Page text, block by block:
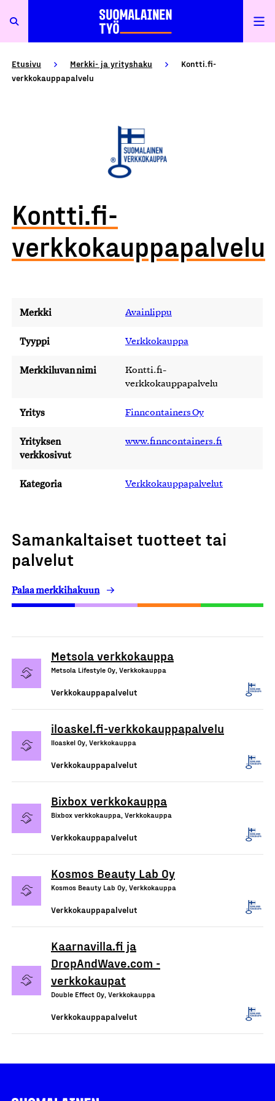
Etusivu Merkki- ja yrityshaku
Kontti.fi-
verkkokauppapalvelu
Kontti.fi-
verkkokauppapalvelu
Merkki Avainlippu
Tyyppi Verkkokauppa
Merkkiluvan nimi
Kontti.fi-
verkkokauppapalvelu
Yritys Finncontainers Oy
Yrityksen
verkkosivut
www.finncontainers.fi
Kategoria Verkkokauppapalvelut
Samankaltaiset tuotteet tai
palvelut
Palaa merkkihakuun
Metsola verkkokauppa
Metsola Lifestyle Oy, Verkkokauppa
Verkkokauppapalvelut
iloaskel.fi-verkkokauppapalvelu
Iloaskel Oy, Verkkokauppa
Verkkokauppapalvelut
Bixbox verkkokauppa
Bixbox verkkokauppa, Verkkokauppa
Verkkokauppapalvelut
Kosmos Beauty Lab Oy
Kosmos Beauty Lab Oy, Verkkokauppa
Verkkokauppapalvelut
Kaarnavilla.fi ja
DropAndWave.com -
verkkokaupat
Double Effect Oy, Verkkokauppa
Verkkokauppapalvelut